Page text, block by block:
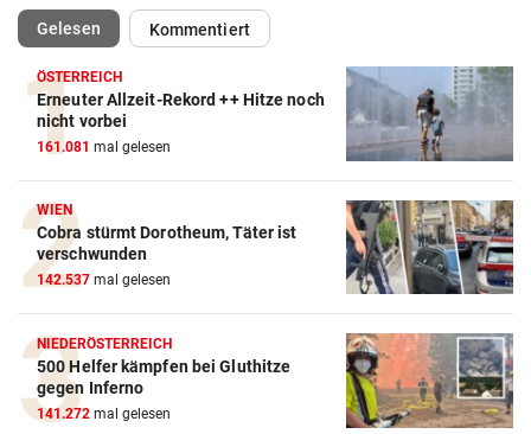
Gelesen(ausgewählt)Kommentiert
ÖSTERREICH
Erneuter Allzeit-Rekord ++ Hitze noch
nicht vorbei
161.081 mal gelesen
WIEN
Cobra stürmt Dorotheum, Täter ist
verschwunden
142.537 mal gelesen
NIEDERÖSTERREICH
500 Helfer kämpfen bei Gluthitze
gegen Inferno
141.272 mal gelesen